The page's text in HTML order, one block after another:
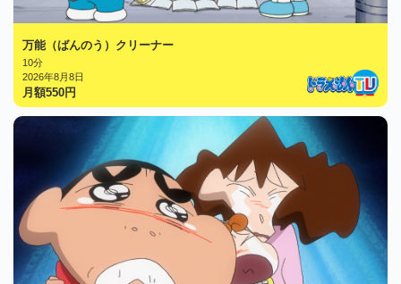
万能（ばんのう）クリーナー
10分
2026年8月8日
月額550円